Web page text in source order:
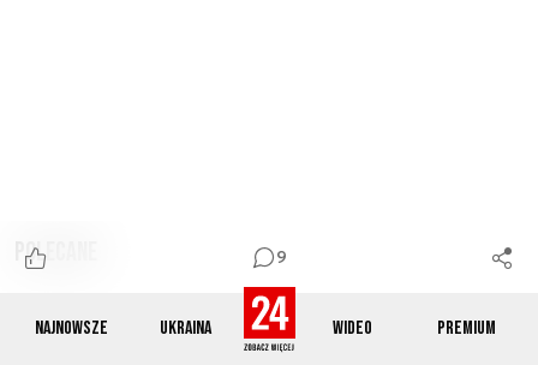
Najnowsze Ukraina Wideo Premium
9
Polecane